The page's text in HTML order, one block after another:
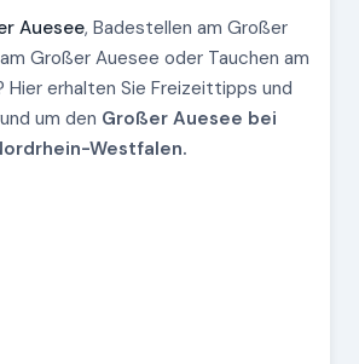
Auesee, Badestellen am Großer
Großer Auesee oder Tauchen am
Hier erhalten Sie Freizeittipps und
um den Großer Auesee bei
Westfalen.